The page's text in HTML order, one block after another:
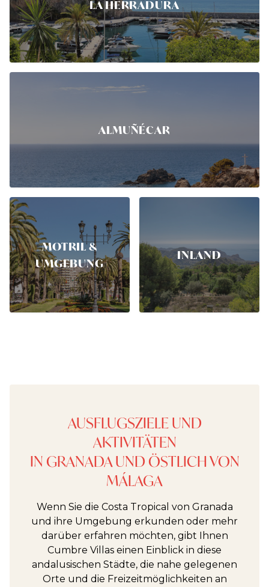
LA HERRADURA
ALMUÑÉCAR
MOTRIL &
UMGEBUNG
INLAND
AUSFLUGSZIELE UND
AKTIVITÄTEN
IN GRANADA UND ÖSTLICH VON
MÁLAGA
Wenn Sie die Costa Tropical von Granada
und ihre Umgebung erkunden oder mehr
darüber erfahren möchten, gibt Ihnen
Cumbre Villas einen Einblick in diese
andalusischen Städte, die nahe gelegenen
Orte und die Freizeitmöglichkeiten an